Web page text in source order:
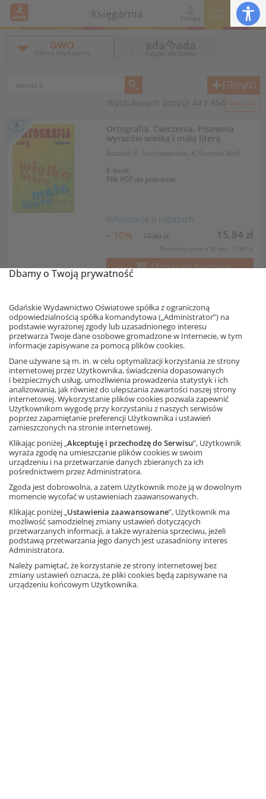
Księgarnia Zaloguj
Moje
GWO
GWO
Oferta edukacyjna Książki dla dzieci
Filtry(2)
Wyszukanych pozycji 44 z 854 wyczyść
Ortografia. Ćwiczenia. Pisownia
wyrazów wielką i małą literą
Autorki: A. Suchowierska, K. Szostak-Król
E-book
Plik PDF do pobrania
– 10%
Informacja o rabatach
17,60 zł 15,84 zł
Najniższa cena z 30 dni: 15,84 zł
Dodaj do koszyka
podstawowej i gimnazjum.
Pisownia wyrazów z ó i u
Autorki: B. Trębacz-Kopicka, A. Łuczak
Produkt jest obecnieniedostępny.
Powiadom mnie o dostępności
Język polski 7. Nauka o języku
do nowej szkoły podstawowej.
Część 1
Autorzy: D. Chwastniewska, D. Różek, A.
– 10%
Informacja o rabatach
20,40 zł 18,36 zł
Dodaj do koszyka
Ta strona używa plików cookies.
Akceptuję
Dowiedz się więcej
Dbamy o Twoją prywatność
Gdańskie Wydawnictwo Oświatowe spółka z ograniczoną
odpowiedzialnością spółka komandytowa („Administrator”) na
podstawie wyrażonej zgody lub uzasadnionego interesu
przetwarza Twoje dane osobowe gromadzone w Internecie, w tym
informacje zapisywane za pomocą plików cookies.
Dane używane są m. in. w celu optymalizacji korzystania ze strony
internetowej przez Użytkownika, świadczenia dopasowanych
i bezpiecznych usług, umożliwienia prowadzenia statystyk i ich
analizowania, jak również do ulepszania zawartości naszej strony
internetowej. Wykorzystanie plików cookies pozwala zapewnić
Użytkownikom wygodę przy korzystaniu z naszych serwisów
poprzez zapamiętanie preferencji Użytkownika i ustawień
zamieszczonych na stronie internetowej.
Klikając poniżej „Akceptuję i przechodzę do Serwisu”, Użytkownik
wyraża zgodę na umieszczanie plików cookies w swoim
urządzeniu i na przetwarzanie danych zbieranych za ich
pośrednictwem przez Administratora.
Zgoda jest dobrowolna, a zatem Użytkownik może ją w dowolnym
momencie wycofać w ustawieniach zaawansowanych.
Klikając poniżej „Ustawienia zaawansowane”, Użytkownik ma
możliwość samodzielnej zmiany ustawień dotyczących
przetwarzanych informacji, a także wyrażenia sprzeciwu, jeżeli
podstawą przetwarzania jego danych jest uzasadniony interes
Administratora.
Należy pamiętać, że korzystanie ze strony internetowej bez
zmiany ustawień oznacza, że pliki cookies będą zapisywane na
urządzeniu końcowym Użytkownika.